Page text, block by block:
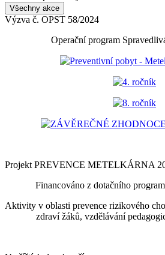
Všechny akce
Výzva č. OPST 58/2024
Operační program
Preventivní pobyt -
4. ročník
8. ročník
ZÁVĚREČNÉ
Projekt PREVENCE METELKÁRNA
Financováno z dotačního
Aktivity v oblasti prevence rizikového
zdraví žáků, vzdělávání